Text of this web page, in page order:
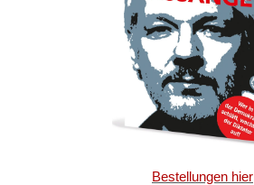
Bestellungen hier